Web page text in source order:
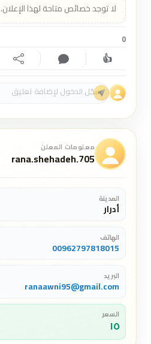
لا توجد خصائص متاحة لهذا الإعلان.
0
👍إعجاب (0) تعليق (0) مشاركة
معلومات المعلن
rana.shehadeh.705
المدينة
أدرار
الهاتف
00962797818015
البريد
ranaawni95@gmail.com
السعر
١٥